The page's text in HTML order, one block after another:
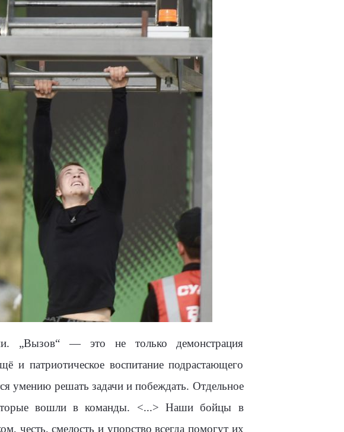
„Вызов“ — это не только демонстрация
патриотическое воспитание подрастающего
умению решать задачи и побеждать. Отдельное
вошли в команды. <...> Наши бойцы в
честь, смелость и упорство всегда помогут их